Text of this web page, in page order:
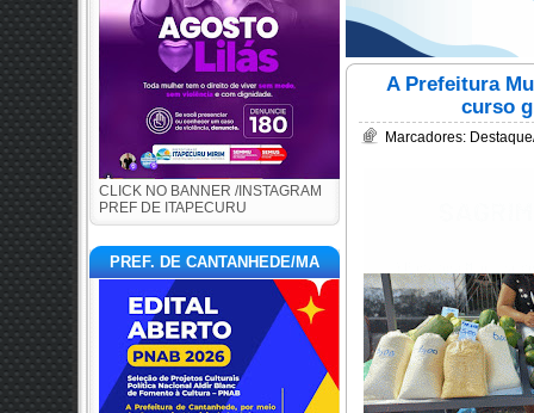
CLICK NO BANNER /INSTAGRAM
PREF DE ITAPECURU
PREF. DE CANTANHEDE/MA
A Prefeitura
curso
Marcadores: